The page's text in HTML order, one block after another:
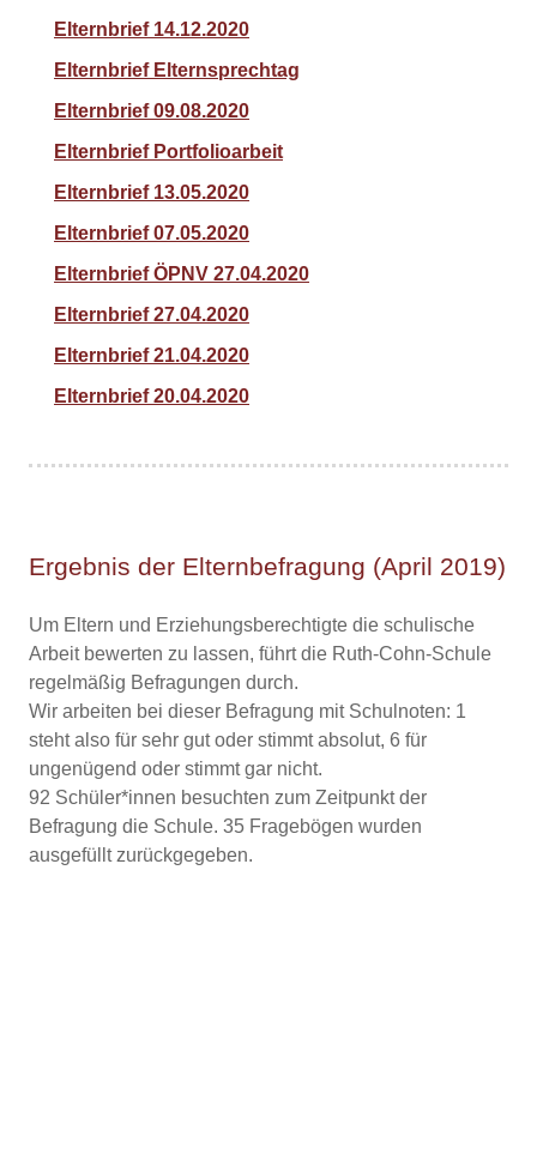
Elternbrief 14.12.2020
Elternbrief Elternsprechtag
Elternbrief 09.08.2020
Elternbrief Portfolioarbeit
Elternbrief 13.05.2020
Elternbrief 07.05.2020
Elternbrief ÖPNV 27.04.2020
Elternbrief 27.04.2020
Elternbrief 21.04.2020
Elternbrief 20.04.2020
Ergebnis der Elternbefragung (April 2019)
Um Eltern und Erziehungsberechtigte die schulische
Arbeit bewerten zu lassen, führt die Ruth-Cohn-Schule
regelmäßig Befragungen durch.
Wir arbeiten bei dieser Befragung mit Schulnoten: 1
steht also für sehr gut oder stimmt absolut, 6 für
ungenügend oder stimmt gar nicht.
92 Schüler*innen besuchten zum Zeitpunkt der
Befragung die Schule. 35 Fragebögen wurden
ausgefüllt zurückgegeben.